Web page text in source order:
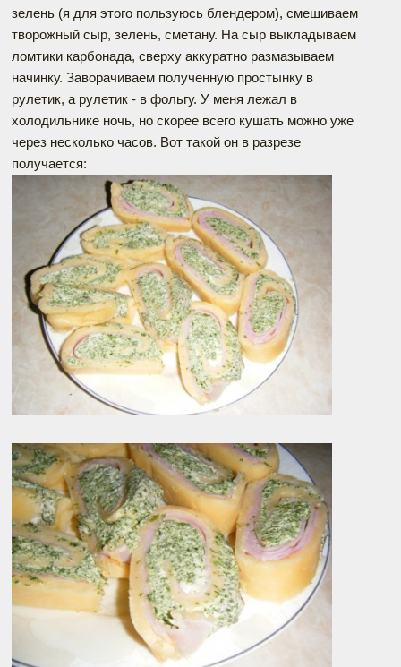
зелень (я для этого пользуюсь блендером), смешиваем
творожный сыр, зелень, сметану. На сыр выкладываем
ломтики карбонада, сверху аккуратно размазываем
начинку. Заворачиваем полученную простынку в
рулетик, а рулетик - в фольгу. У меня лежал в
холодильнике ночь, но скорее всего кушать можно уже
через несколько часов. Вот такой он в разрезе
получается: